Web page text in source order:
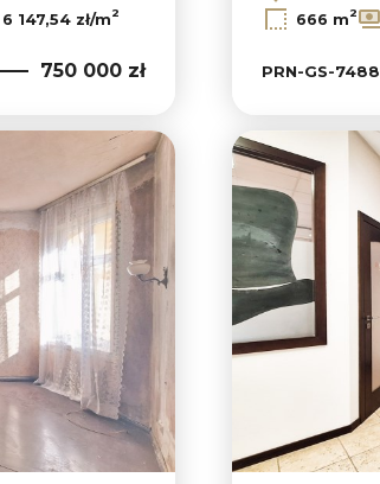
6 147,54 zł/m2
750 000 zł
666 m2
PRN-GS-7488